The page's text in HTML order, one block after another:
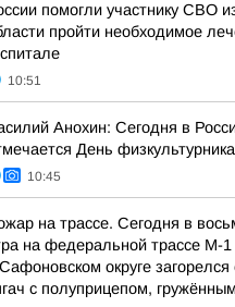
помогли участнику СВО
пройти необходимое
10:51
Анохин: Сегодня в
День физкультурника
10:45
на трассе. Сегодня в
на федеральной трассе М-
округе
с полуприцепом,